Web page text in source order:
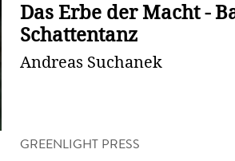
Das Erbe der Macht -
Schattentanz
Andreas Suchanek
GREENLIGHT PRESS